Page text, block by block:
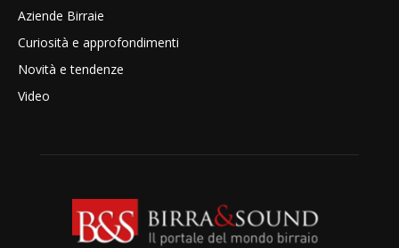
Aziende Birraie
Curiosità e approfondimenti
Novità e tendenze
Video